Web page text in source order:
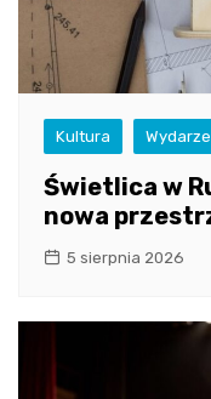
Kultura
Świetlica w
nowa
5 sierpnia 2026